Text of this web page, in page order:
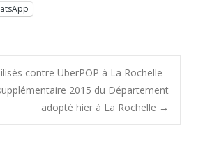
contre UberPOP à La Rochelle
2015 du Département
adopté hier à La Rochelle →